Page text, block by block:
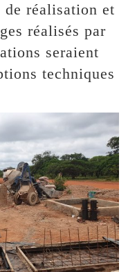
réalisation et
réalisés par
seraient
techniques